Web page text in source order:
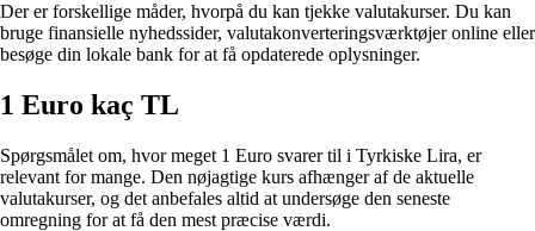
Der er forskellige måder, hvorpå du kan tjekke valutakurser. Du kan
bruge finansielle nyhedssider, valutakonverteringsværktøjer online eller
besøge din lokale bank for at få opdaterede oplysninger.
1 Euro kaç TL
Spørgsmålet om, hvor meget 1 Euro svarer til i Tyrkiske Lira, er
relevant for mange. Den nøjagtige kurs afhænger af de aktuelle
valutakurser, og det anbefales altid at undersøge den seneste
omregning for at få den mest præcise værdi.